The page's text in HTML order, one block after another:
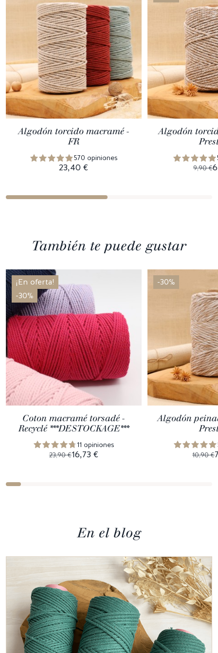
Algodón torcido macramé -
FR
570 opiniones
23,40 €
Algodón
9,90 €
También te puede gustar
¡En oferta!
-30%
Coton macramé torsadé -
Recyclé ***DESTOCKAGE***
11 opiniones
23,90 €16,73 €
-30%
Algodón
10,90 €
En el blog